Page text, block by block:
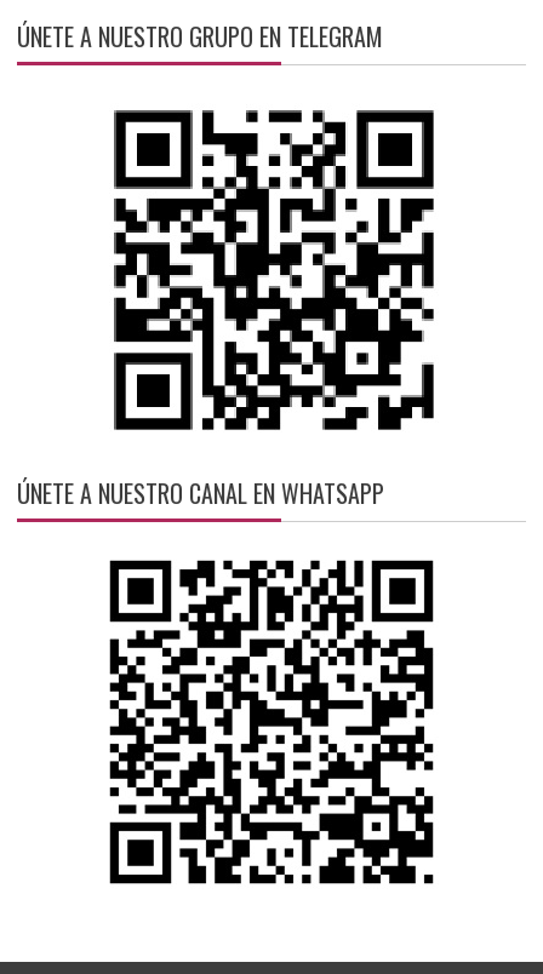
ÚNETE A NUESTRO GRUPO EN TELEGRAM
ÚNETE A NUESTRO CANAL EN WHATSAPP